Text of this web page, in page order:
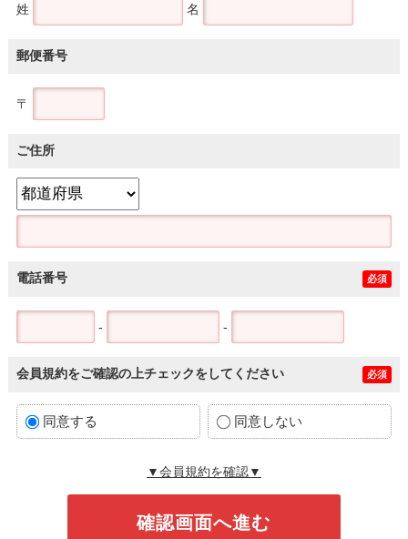
姓 名
郵便番号
〒
ご住所
電話番号 必須
- -
会員規約をご確認の上チェックをしてください 必須
同意する 同意しない
▼会員規約を確認▼